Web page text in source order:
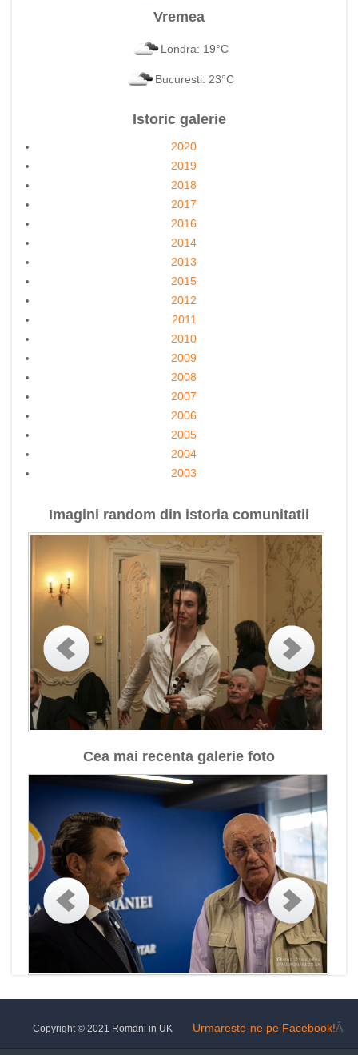
Vremea
Londra: 19°C
Bucuresti: 23°C
Istoric galerie
2020
2019
2018
2017
2016
2014
2013
2015
2012
2011
2010
2009
2008
2007
2006
2005
2004
2003
Imagini random din istoria comunitatii
Cea mai recenta galerie foto
Urmareste-ne pe Facebook!Â
Copyright © 2021 Romani in UK